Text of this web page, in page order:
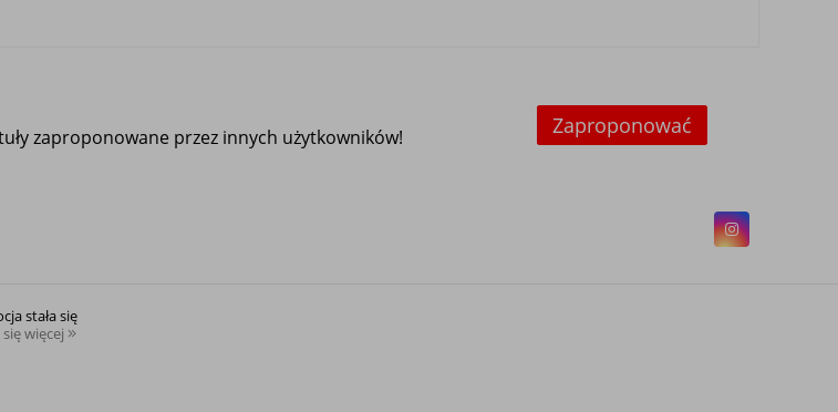
zaproponowane przez innych użytkowników!
Zaproponować
stała się
więcej